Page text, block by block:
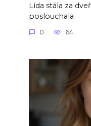
Lída stála za
poslouchala
0 64